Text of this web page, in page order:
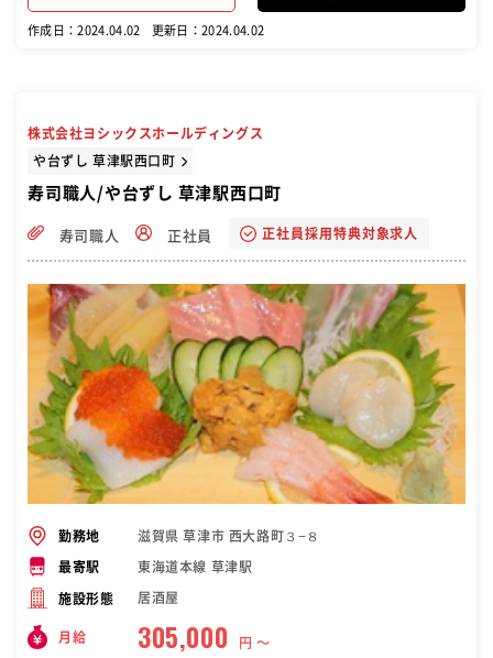
作成日：2024.04.02 更新日：2024.04.02
株式会社ヨシックスホールディングス
や台ずし 草津駅西口町
寿司職人/や台ずし 草津駅西口町
寿司職人 正社員 正社員採用特典対象求人
勤務地 滋賀県 草津市 西大路町３−８
最寄駅 東海道本線 草津駅
施設形態 居酒屋
月給 305,000 円 〜